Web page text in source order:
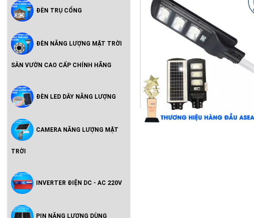
Vườn Cao Cấp Chính Hãng
Hoàng Quốc Bảo - Độ Sáng Cao,
ĐÈN TRỤ CỔNG
ĐÈN NĂNG LƯỢNG MẶT TRỜI
SÂN VƯỜN CAO CẤP CHÍNH HÃNG
ĐÈN LED DÂY NĂNG LƯỢNG
CAMERA NĂNG LƯỢNG MẶT
TRỜI
INVERTER ĐIỆN DC - AC 220V
PIN NĂNG LƯỢNG DÙNG